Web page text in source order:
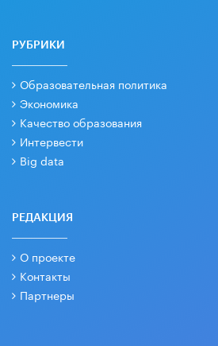
РУБРИКИ
Образовательная политика
Экономика
Качество образования
Интервести
Big data
РЕДАКЦИЯ
О проекте
Контакты
Партнеры